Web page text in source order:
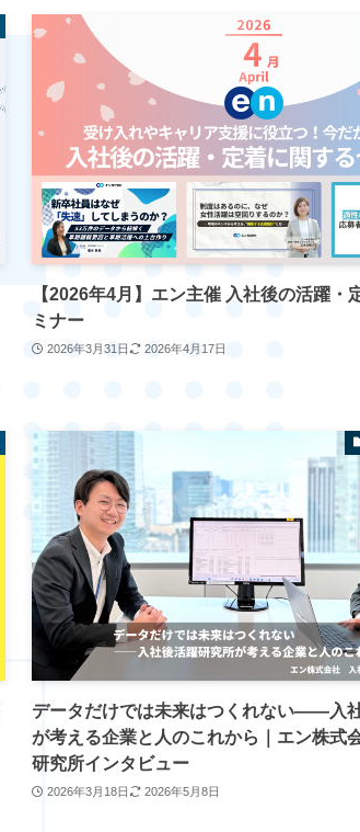
【2026年4月】エン主催 入社後の活躍・
ミナー
2026年3月31日 2026年4月17日
データだけでは未来はつくれない――入
が考える企業と人のこれから｜エン株式
研究所インタビュー
2026年3月18日 2026年5月8日